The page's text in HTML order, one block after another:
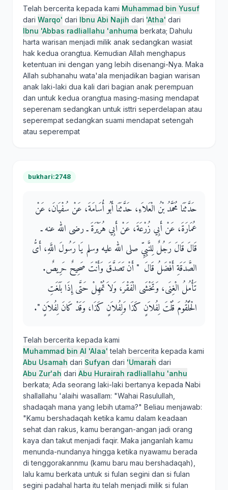
Telah bercerita kepada kami Muhammad bin Yusuf
dari Warqo' dari Ibnu Abi Najih dari 'Atha' dari
Ibnu 'Abbas radliallahu 'anhuma berkata; Dahulu
harta warisan menjadi milik anak sedangkan wasiat
hak kedua orangtua. Kemudian Allah menghapus
ketentuan ini dengan yang lebih disenangi-Nya. Maka
Allah subhanahu wata'ala menjadikan bagian warisan
anak laki-laki dua kali dari bagian anak perempuan
dan untuk kedua orangtua masing-masing mendapat
seperenam sedangkan untuk isttri seperdelapan atau
seperempat sedangkan suami mendapat setengah
atau seperempat
bukhari:2748
حَدَّثَنَا مُحَمَّدُ بْنُ الْعَلاَءِ، حَدَّثَنَا أَبُو أُسَامَةَ، عَنْ سُفْيَانَ، عَنْ
عُمَارَةَ، عَنْ أَبِي زُرْعَةَ، عَنْ أَبِي هُرَيْرَةَ ـ رضى الله عنه ـ
قَالَ قَالَ رَجُلٌ لِلنَّبِيِّ صلى الله عليه وسلم يَا رَسُولَ اللَّهِ، أَىُّ
الصَّدَقَةِ أَفْضَلُ قَالَ ‏ "‏ أَنْ تَصَدَّقَ وَأَنْتَ صَحِيحٌ حَرِيصٌ‏.‏
تَأْمُلُ الْغِنَى، وَتَخْشَى الْفَقْرَ، وَلاَ تُمْهِلْ حَتَّى إِذَا بَلَغَتِ
الْحُلْقُومَ قُلْتَ لِفُلاَنٍ كَذَا وَلِفُلاَنٍ كَذَا، وَقَدْ كَانَ لِفُلاَنٍ ‏"‏‏.‏
Telah bercerita kepada kami
Muhammad bin Al 'Alaa' telah bercerita kepada kami
Abu Usamah dari Sufyan dari 'Umarah dari
Abu Zur'ah dari Abu Hurairah radliallahu 'anhu
berkata; Ada seorang laki-laki bertanya kepada Nabi
shallallahu 'alaihi wasallam: "Wahai Rasulullah,
shadaqah mana yang lebih utama?" Beliau menjawab:
"Kamu bershadaqah ketika kamu dalam keadaan
sehat dan rakus, kamu berangan-angan jadi orang
kaya dan takut menjadi faqir. Maka janganlah kamu
menunda-nundanya hingga ketika nyawamu berada
di tenggorakannmu (kamu baru mau bershadaqah),
lalu kamu berkata untuk si fulan segini dan si fulan
segini padahal harta itu telah menjadi milik si fulan